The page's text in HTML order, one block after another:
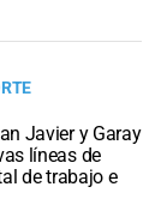
Javier y Garay
líneas de
de trabajo e